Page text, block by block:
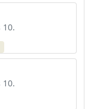
10.
10.